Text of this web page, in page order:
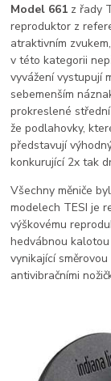
Model 661 z řady
reproduktor z
atraktivním
v této kategorii
vyvážení vystupují
sebemenším
prokreslené
že podlahovky,
představují
konkurující 2x tak
Všechny měniče
modelech TESI je
výškovému
hedvábnou
vynikající
antivibračními